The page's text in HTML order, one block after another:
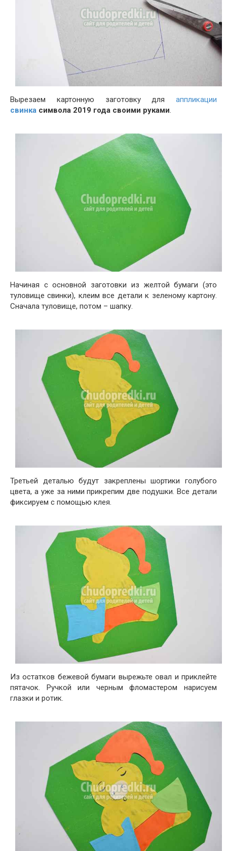
Вырезаем картонную заготовку для аппликации
свинка символа 2019 года своими руками.
Начиная с основной заготовки из желтой бумаги (это
туловище свинки), клеим все детали к зеленому картону.
Сначала туловище, потом – шапку.
Третьей деталью будут закреплены шортики голубого
цвета, а уже за ними прикрепим две подушки. Все детали
фиксируем с помощью клея.
Из остатков бежевой бумаги вырежьте овал и приклейте
пятачок. Ручкой или черным фломастером нарисуем
глазки и ротик.